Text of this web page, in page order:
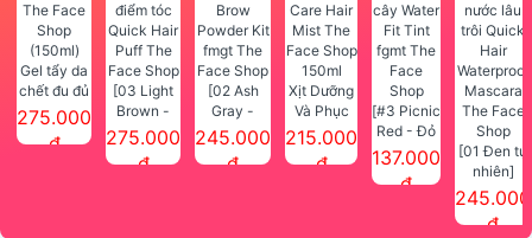
Gel tẩy da
chết đu đủ
SMART
PEELING
275.000
đ
[03 Light
Brown -
Nâu Sáng]
Phấn che
275.000
đ
[02 Ash
Gray -
Khói] Bột
kẻ chân
245.000
đ
Xịt Dưỡng
Và Phục
Hồi Tóc
Essential
215.000
đ
[#3 Picnic
Red - Đỏ
cam] Son
137.000
đ
[01 Đen tự
nhiên]
Mascara
che phủ
245.000
đ